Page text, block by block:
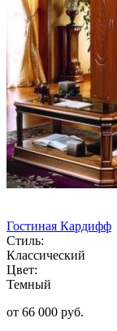
Гостиная Кардифф
Стиль:
Классический
Цвет:
Темный
от 66 000 руб.